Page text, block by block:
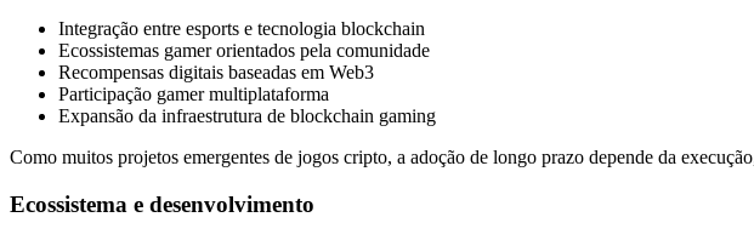
Informação
Análise de big data, incluindo informações comerciais, etc.
Integração entre esports e tecnologia blockchain
Ecossistemas gamer orientados pela comunidade
Recompensas digitais baseadas em Web3
Participação gamer multiplataforma
Expansão da infraestrutura de blockchain gaming
Como muitos projetos emergentes de jogos cripto, a adoção de longo prazo depende da
Ecossistema e desenvolvimento